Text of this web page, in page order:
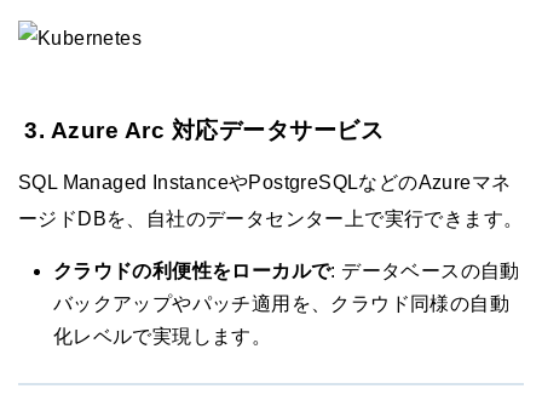
3. Azure Arc 対応データサービス
SQL Managed InstanceやPostgreSQLなどのAzureマネ
ージドDBを、自社のデータセンター上で実行できます。
クラウドの利便性をローカルで: データベースの自動
バックアップやパッチ適用を、クラウド同様の自動
化レベルで実現します。